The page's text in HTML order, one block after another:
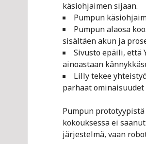
käsiohjaimen sijaan.
Pumpun
Pumpun alaosa
sisältäen akun ja
Sivusto epäili, että
ainoastaan
Lilly tekee
parhaat
Pumpun
kokouksessa ei
järjestelmä, vaan